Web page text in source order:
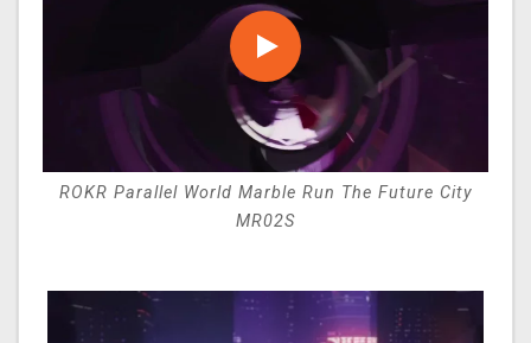
ROKR Parallel World Marble Run The Future City
MR02S